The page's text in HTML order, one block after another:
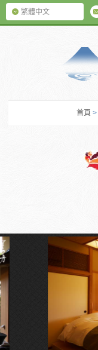
繁體中文
首頁 >